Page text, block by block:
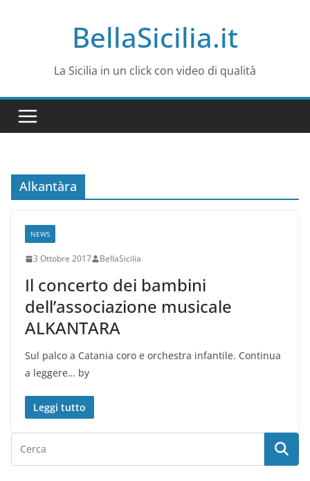
BellaSicilia.it
La Sicilia in un click con video di qualità
Alkantàra
NEWS
3 Ottobre 2017 BellaSicilia
Il concerto dei bambini
dell’associazione musicale
ALKANTARA
Sul palco a Catania coro e orchestra infantile. Continua
a leggere… by
Leggi tutto